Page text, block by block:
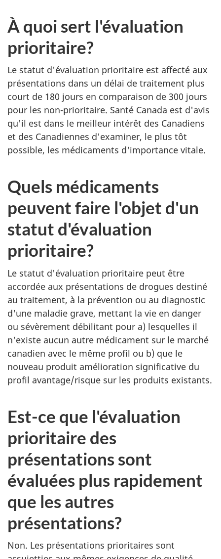
À quoi sert l'évaluation
prioritaire?
Le statut d'évaluation prioritaire est affecté aux
présentations dans un délai de traitement plus
court de 180 jours en comparaison de 300 jours
pour les non-prioritaire. Santé Canada est d'avis
qu'il est dans le meilleur intérêt des Canadiens
et des Canadiennes d'examiner, le plus tôt
possible, les médicaments d'importance vitale.
Quels médicaments
peuvent faire l'objet d'un
statut d'évaluation
prioritaire?
Le statut d'évaluation prioritaire peut être
accordée aux présentations de drogues destiné
au traitement, à la prévention ou au diagnostic
d'une maladie grave, mettant la vie en danger
ou sévèrement débilitant pour a) lesquelles il
n'existe aucun autre médicament sur le marché
canadien avec le même profil ou b) que le
nouveau produit amélioration significative du
profil avantage/risque sur les produits existants.
Est-ce que l'évaluation
prioritaire des
présentations sont
évaluées plus rapidement
que les autres
présentations?
Non. Les présentations prioritaires sont